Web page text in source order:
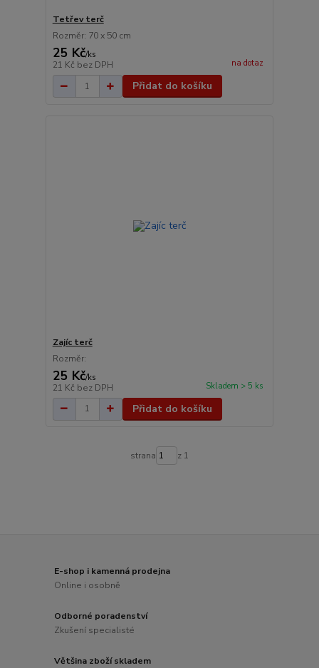
Tetřev terč
Rozměr: 70 x 50 cm
25 Kč/ks
21 Kč bez DPH na dotaz
Přidat do košíku
Zajíc terč
Rozměr:
25 Kč/ks
21 Kč bez DPH Skladem > 5 ks
Přidat do košíku
strana z 1
E-shop i kamenná prodejna
Online i osobně
Odborné poradenství
Zkušení specialisté
Většina zboží skladem